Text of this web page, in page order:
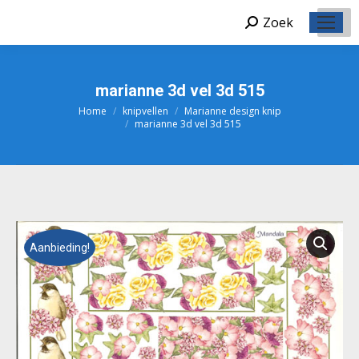
Zoeken:
Zoek
marianne 3d vel 3d 515
Je bent hier:Home knipvellen
Marianne design knip
marianne 3d vel 3d 515
Aanbieding!